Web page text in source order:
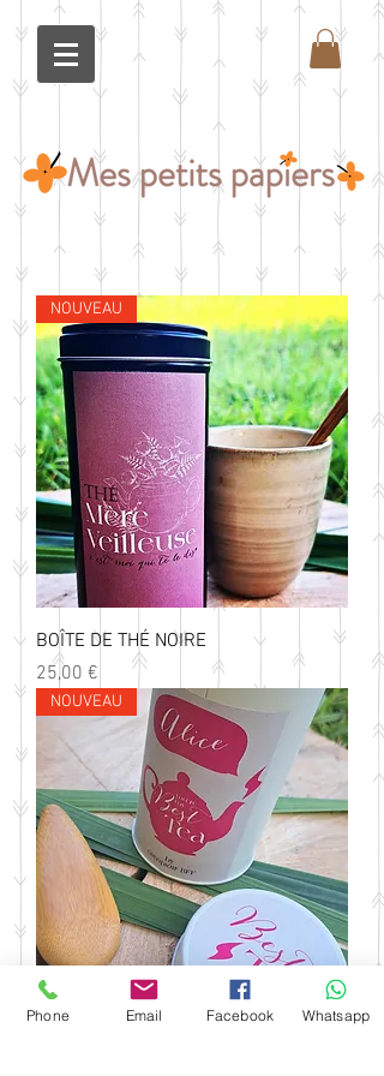
NOUVEAU
BOÎTE DE THÉ NOIRE
Prix
25,00 €
NOUVEAU
Phone Email Facebook Whatsapp